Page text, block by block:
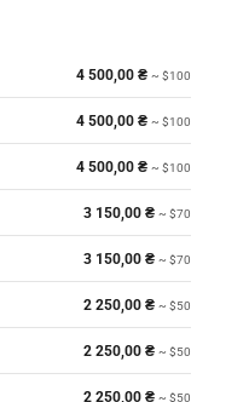
4 500,00 ₴ ~ $100
4 500,00 ₴ ~ $100
4 500,00 ₴ ~ $100
3 150,00 ₴ ~ $70
3 150,00 ₴ ~ $70
2 250,00 ₴ ~ $50
2 250,00 ₴ ~ $50
2 250,00 ₴ ~ $50